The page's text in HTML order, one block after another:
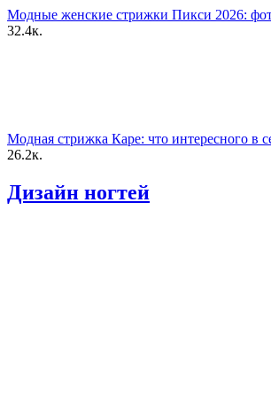
Модные женские стрижки Пикси 2026:
32.4к.
Модная стрижка Каре: что интересного в
26.2к.
Дизайн ногтей